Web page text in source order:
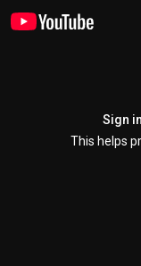
Sign
This helps